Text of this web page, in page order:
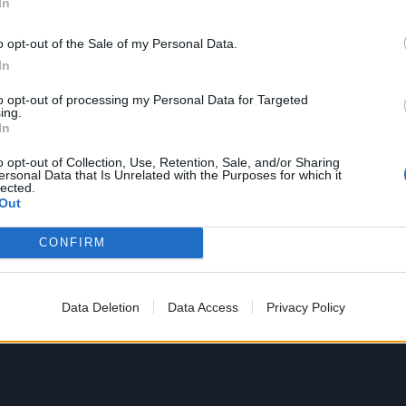
opt-out of the Sale of my Personal Data.
opt-out of processing my Personal Data for Targeted
opt-out of Collection, Use, Retention, Sale, and/or Sharing
Data that Is Unrelated with the Purposes for which it
CONFIRM
Data Deletion Data Access Privacy Policy
www.athensbaroquefestival.com
με την αγορά ενός εισιτηρίου συναυλίας.
contact@athensbaroquefestival.com
Θόλου 5, Πλάκα.